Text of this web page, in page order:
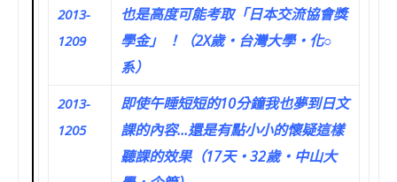
2013-
1209
也是高度可能考取「日本交流協會獎
學金」 ！（2X歲‧台灣大學‧化○
系）
2013-
1205
即使午睡短短的10分鐘我也夢到日文
課的內容…還是有點小小的懷疑這樣
聽課的效果（17天‧32歲‧中山大